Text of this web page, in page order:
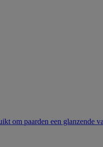
om paarden een glanzende